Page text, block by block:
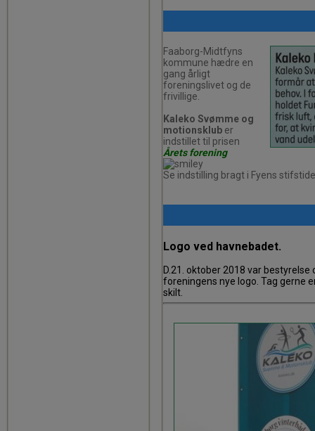
Faaborg-Midtfyns
kommune hædre en
gang årligt
foreningslivet og de
frivillige.
Kaleko Svømme og
motionsklub er
indstillet til prisen
Årets forening
Se indstilling bragt i Fyens
Logo ved havnebadet.
D.21. oktober 2018 var
foreningens nye logo. Tag gerne
skilt.